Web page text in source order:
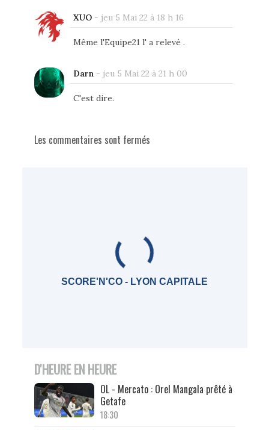
XUO- jeu 5 Mai 22 à 18 h 16
Même l'Equipe21 l' a relevé .
Darn- jeu 5 Mai 22 à 21 h 00
C'est dire.
Les commentaires sont fermés
SCORE'N'CO - LYON CAPITALE
D'HEURE EN HEURE
OL - Mercato : Orel Mangala prêté à
Getafe
18:30